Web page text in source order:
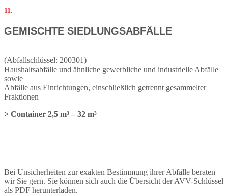
11.
GEMISCHTE SIEDLUNGSABFÄLLE
(Abfallschlüssel: 200301)
Haushaltsabfälle und ähnliche gewerbliche und industrielle Abfälle
sowie
Abfälle aus Einrichtungen, einschließlich getrennt gesammelter
Fraktionen
> Container 2,5 m³ – 32 m³
Bei Unsicherheiten zur exakten Bestimmung ihrer Abfälle beraten
wir Sie gern. Sie können sich auch die Übersicht der AVV-Schlüssel
als PDF herunterladen.